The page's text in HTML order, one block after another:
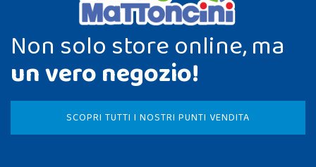
Non solo store online, ma
un vero negozio!
SCOPRI TUTTI I NOSTRI PUNTI VENDITA